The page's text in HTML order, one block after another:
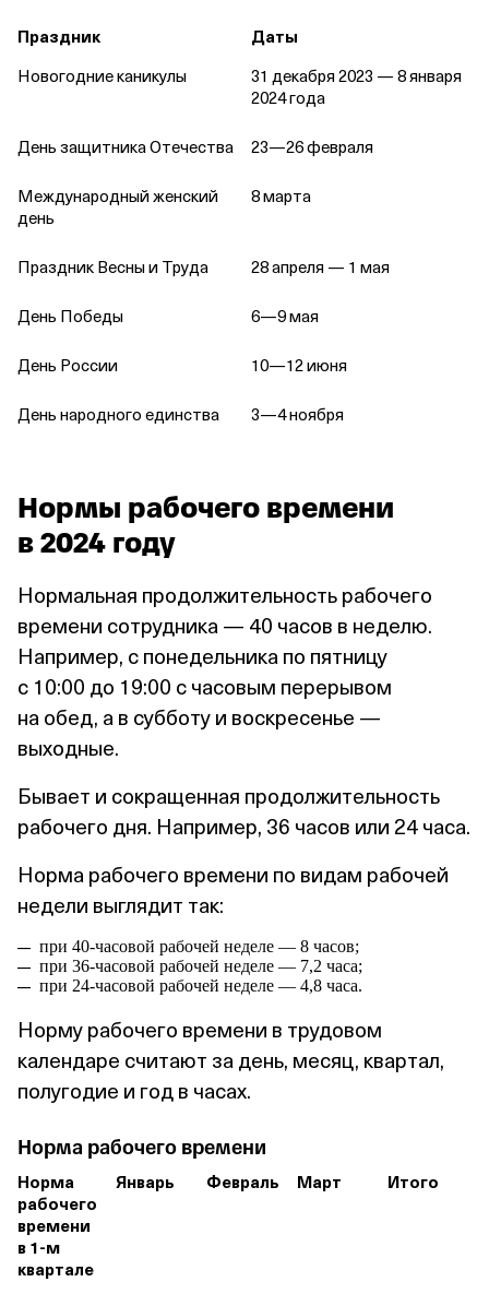
Праздник
Даты
Новогодние каникулы
31 декабря 2023 — 8 января
2024 года
День защитника Отечества 23—26 февраля
Международный женский
день
8 марта
Праздник Весны и Труда 28 апреля — 1 мая
День Победы 6—9 мая
День России 10—12 июня
День народного единства 3—4 ноября
Нормы рабочего времени
в 2024 году
Нормальная продолжительность рабочего
времени сотрудника — 40 часов в неделю.
Например, с понедельника по пятницу
с 10:00 до 19:00 с часовым перерывом
на обед, а в субботу и воскресенье —
выходные.
Бывает и сокращенная продолжительность
рабочего дня. Например, 36 часов или 24 часа.
Норма рабочего времени по видам рабочей
недели выглядит так:
при 40‑часовой рабочей неделе — 8 часов;
при 36‑часовой рабочей неделе — 7,2 часа;
при 24‑часовой рабочей неделе — 4,8 часа.
Норму рабочего времени в трудовом
календаре считают за день, месяц, квартал,
полугодие и год в часах.
Норма рабочего времени
Норма
рабочего
времени
в 1‑м
квартале
Январь Февраль Март Итого